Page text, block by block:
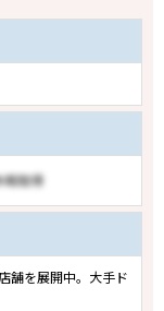
舗を展開中。大手ド